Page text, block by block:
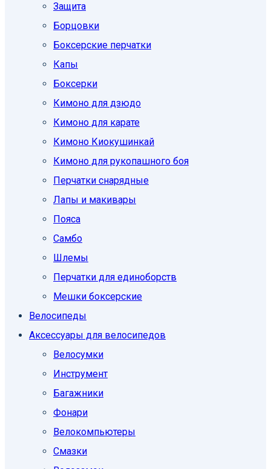
Защита
Борцовки
Боксерские перчатки
Капы
Боксерки
Кимоно для дзюдо
Кимоно для карате
Кимоно Киокушинкай
Кимоно для рукопашного боя
Перчатки снарядные
Лапы и макивары
Пояса
Самбо
Шлемы
Перчатки для единоборств
Мешки боксерские
Велосипеды
Аксессуары для велосипедов
Велосумки
Инструмент
Багажники
Фонари
Велокомпьютеры
Смазки